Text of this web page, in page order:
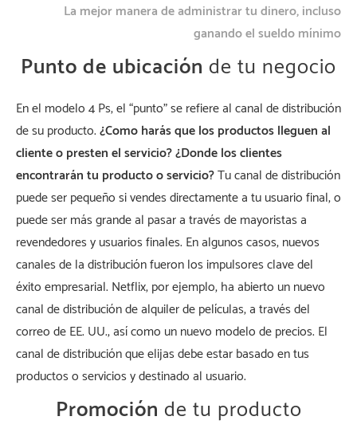
La mejor manera de administrar tu dinero, incluso
ganando el sueldo mínimo
Punto de ubicación de tu negocio
En el modelo 4 Ps, el “punto” se refiere al canal de distribución
de su producto.¿Como harás que los productos lleguen al
cliente o presten el servicio? ¿Donde los clientes
encontrarán tu producto o servicio?Tu canal de distribución
puede ser pequeño si vendes directamente a tu usuario final, o
puede ser más grande al pasar a través de mayoristas a
revendedores y usuarios finales. En algunos casos, nuevos
canales de la distribución fueron los impulsores clave del
éxito empresarial. Netflix, por ejemplo, ha abierto un nuevo
canal de distribución de alquiler de películas, a través del
correo de EE. UU., así como un nuevo modelo de precios. El
canal de distribución que elijas debe estar basado en tus
productos o servicios y destinado al usuario.
Promoción de tu producto